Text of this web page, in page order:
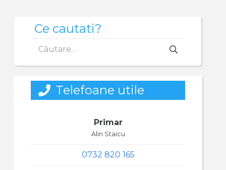
Ce cautati?
după:
Telefoane utile
Primar
Alin Staicu
0732 820 165